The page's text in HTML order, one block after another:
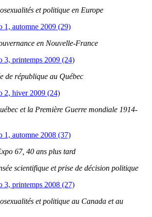
et politique en Europe
1, automne 2009 (29)
en Nouvelle-France
3, printemps 2009 (24)
de république au Québec
2, hiver 2009 (24)
et la Première Guerre mondiale 1914-
1, automne 2008 (37)
67, 40 ans plus tard
scientifique et prise de décision politique
3, printemps 2008 (27)
et politique au Canada et au